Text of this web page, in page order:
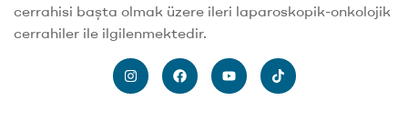
cerrahisi başta olmak üzere ileri laparoskopik-onkolojik
cerrahiler ile ilgilenmektedir.